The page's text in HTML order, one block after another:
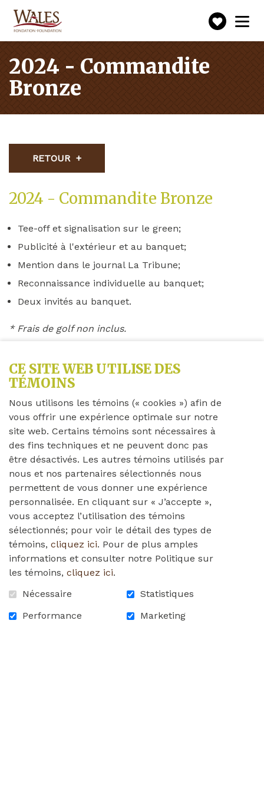
Faire
un
Toggle
navigation
2024 - Commandite
Bronze
RETOUR
2024 - Commandite Bronze
Tee-off et signalisation sur le green;
Publicité à l'extérieur et au banquet;
Mention dans le journal La Tribune;
Reconnaissance individuelle au banquet;
Deux invités au banquet.
* Frais de golf non inclus.
CE SITE WEB UTILISE DES
TÉMOINS
Nous utilisons les témoins (« cookies ») afin de
vous offrir une expérience optimale sur notre
site web. Certains témoins sont nécessaires à
des fins techniques et ne peuvent donc pas
être désactivés. Les autres témoins utilisés par
nous et nos partenaires sélectionnés nous
permettent de vous donner une expérience
personnalisée. En cliquant sur « J’accepte »,
vous acceptez l’utilisation des témoins
sélectionnés; pour voir le détail des types de
témoins, cliquez ici. Pour de plus amples
informations et consulter notre Politique sur
les témoins, cliquez ici.
Nécessaire
Statistiques
Performance
Marketing